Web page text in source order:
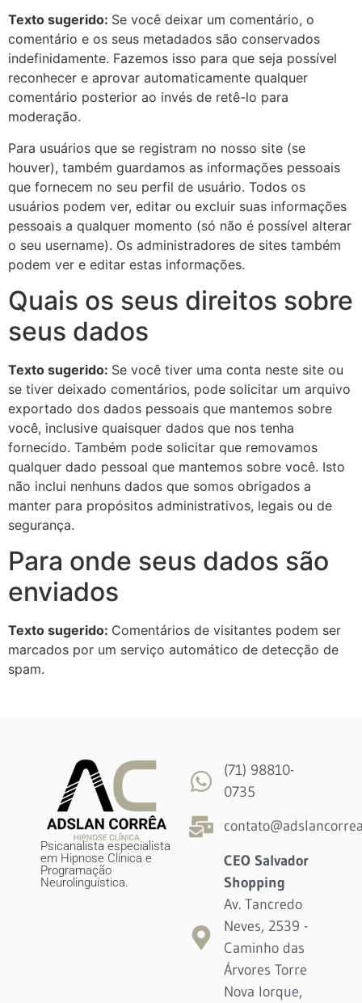
Texto sugerido: Se você deixar um comentário, o
comentário e os seus metadados são conservados
indefinidamente. Fazemos isso para que seja possível
reconhecer e aprovar automaticamente qualquer
comentário posterior ao invés de retê-lo para
moderação.
Para usuários que se registram no nosso site (se
houver), também guardamos as informações pessoais
que fornecem no seu perfil de usuário. Todos os
usuários podem ver, editar ou excluir suas informações
pessoais a qualquer momento (só não é possível alterar
o seu username). Os administradores de sites também
podem ver e editar estas informações.
Quais os seus direitos sobre
seus dados
Texto sugerido: Se você tiver uma conta neste site ou
se tiver deixado comentários, pode solicitar um arquivo
exportado dos dados pessoais que mantemos sobre
você, inclusive quaisquer dados que nos tenha
fornecido. Também pode solicitar que removamos
qualquer dado pessoal que mantemos sobre você. Isto
não inclui nenhuns dados que somos obrigados a
manter para propósitos administrativos, legais ou de
segurança.
Para onde seus dados são
enviados
Texto sugerido: Comentários de visitantes podem ser
marcados por um serviço automático de detecção de
spam.
Psicanalista especialista
em Hipnose Clínica e
Programação
Neurolinguística.
(71) 98810-
0735
CEO Salvador
Shopping
Av. Tancredo
Neves, 2539 -
Caminho das
Árvores Torre
Nova Iorque,